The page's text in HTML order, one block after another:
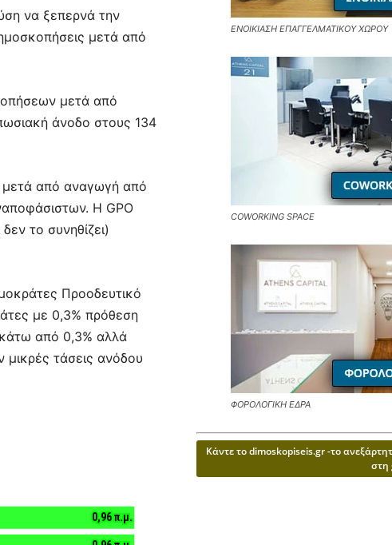
να ξεπερνά την
μετά από
μετά από
άνοδο στους 134
μετά από αναγωγή από
Η GPO
το συνηθίζει)
Προοδευτικό
με 0,3% πρόθεση
από 0,3% αλλά
μικρές τάσεις ανόδου
ΕΝΟΙΚΙΑΣΗ ΕΠΑΓΓΕΛΜΑΤΙΚΟΥ ΧΩΡΟΥ
COWORKING SPACE
ΦΟΡΟΛΟΓΙΚΗ ΕΔΡΑ
Κάντε το dimoskopiseis.gr -το
στη